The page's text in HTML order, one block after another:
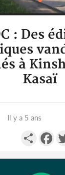
: Des
à
Kasaï
Il y a 5 ans